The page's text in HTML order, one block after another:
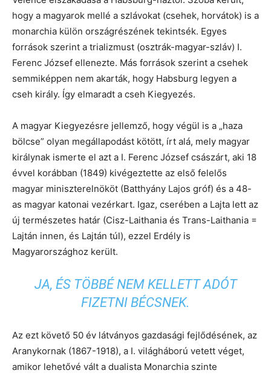
hogy a magyarok mellé a szlávokat (csehek, horvátok) is a
monarchia külön országrészének tekintsék. Egyes
források szerint a trializmust (osztrák-magyar-szláv) I.
Ferenc József ellenezte. Más források szerint a csehek
semmiképpen nem akarták, hogy Habsburg legyen a
cseh király. Így elmaradt a cseh Kiegyezés.
A magyar Kiegyezésre jellemző, hogy végül is a „haza
bölcse” olyan megállapodást kötött, írt alá, mely magyar
királynak ismerte el azt a I. Ferenc József császárt, aki 18
évvel korábban (1849) kivégeztette az első felelős
magyar miniszterelnököt (Batthyány Lajos gróf) és a 48-
as magyar katonai vezérkart. Igaz, cserében a Lajta lett az
új természetes határ (Cisz-Laithania és Trans-Laithania =
Lajtán innen, és Lajtán túl), ezzel Erdély is
Magyarországhoz került.
JA, ÉS TÖBBÉ NEM KELLETT ADÓT
FIZETNI BÉCSNEK.
Az ezt követő 50 év látványos gazdasági fejlődésének, az
Aranykornak (1867-1918), a I. világháború vetett véget,
amikor lehetővé vált a dualista Monarchia szinte